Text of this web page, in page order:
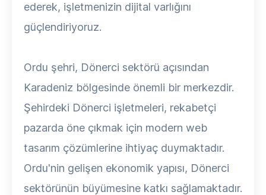
ederek, işletmenizin dijital varlığını
güçlendiriyoruz.
Ordu şehri, Dönerci sektörü açısından
Karadeniz bölgesinde önemli bir merkezdir.
Şehirdeki Dönerci işletmeleri, rekabetçi
pazarda öne çıkmak için modern web
tasarım çözümlerine ihtiyaç duymaktadır.
Ordu'nin gelişen ekonomik yapısı, Dönerci
sektörünün büyümesine katkı sağlamaktadır.